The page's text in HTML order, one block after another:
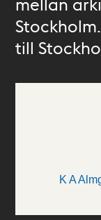
till
K A